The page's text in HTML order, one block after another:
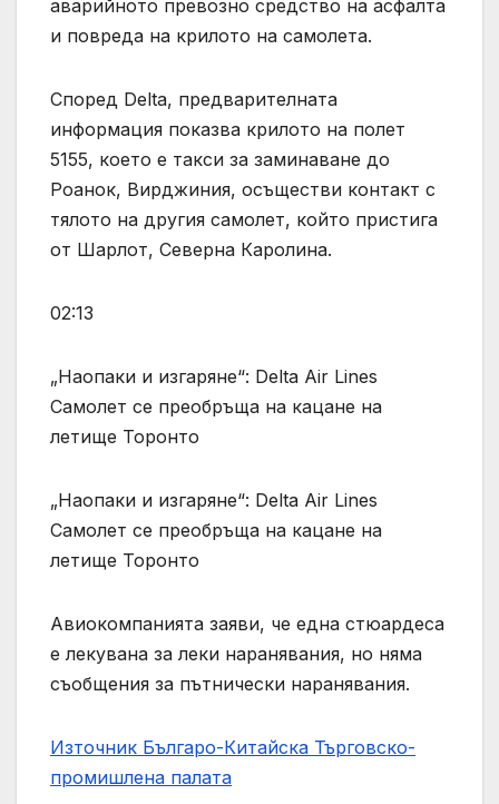
аварийното превозно средство на асфалта
и повреда на крилото на самолета.
Според Delta, предварителната
информация показва крилото на полет
5155, което е такси за заминаване до
Роанок, Вирджиния, осъществи контакт с
тялото на другия самолет, който пристига
от Шарлот, Северна Каролина.
02:13
„Наопаки и изгаряне“: Delta Air Lines
Самолет се преобръща на кацане на
летище Торонто
„Наопаки и изгаряне“: Delta Air Lines
Самолет се преобръща на кацане на
летище Торонто
Авиокомпанията заяви, че една стюардеса
е лекувана за леки наранявания, но няма
съобщения за пътнически наранявания.
Източник Българо-Китайска Търговско-
промишлена палaта